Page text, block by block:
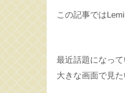
この記事では
最近話題になっ
大きな画面で見た